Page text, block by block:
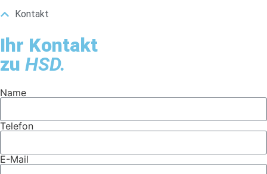
Kontakt
Ihr Kontakt
zu HSD.
Name
Telefon
E-Mail